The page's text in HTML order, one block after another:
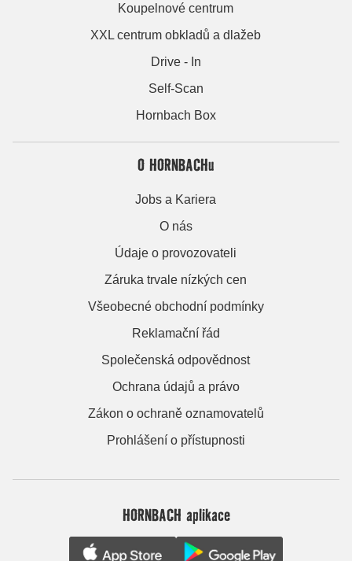
Koupelnové centrum
XXL centrum obkladů a dlažeb
Drive - In
Self-Scan
Hornbach Box
O HORNBACHu
Jobs a Kariera
O nás
Údaje o provozovateli
Záruka trvale nízkých cen
Všeobecné obchodní podmínky
Reklamační řád
Společenská odpovědnost
Ochrana údajů a právo
Zákon o ochraně oznamovatelů
Prohlášení o přístupnosti
HORNBACH aplikace